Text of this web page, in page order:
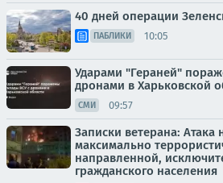
40 дней операции
ПАБЛИКИ 10:05
Ударами "Гераней"
дронами в Харьковской
СМИ 09:57
Записки ветерана:
максимально
направленной,
гражданского населения